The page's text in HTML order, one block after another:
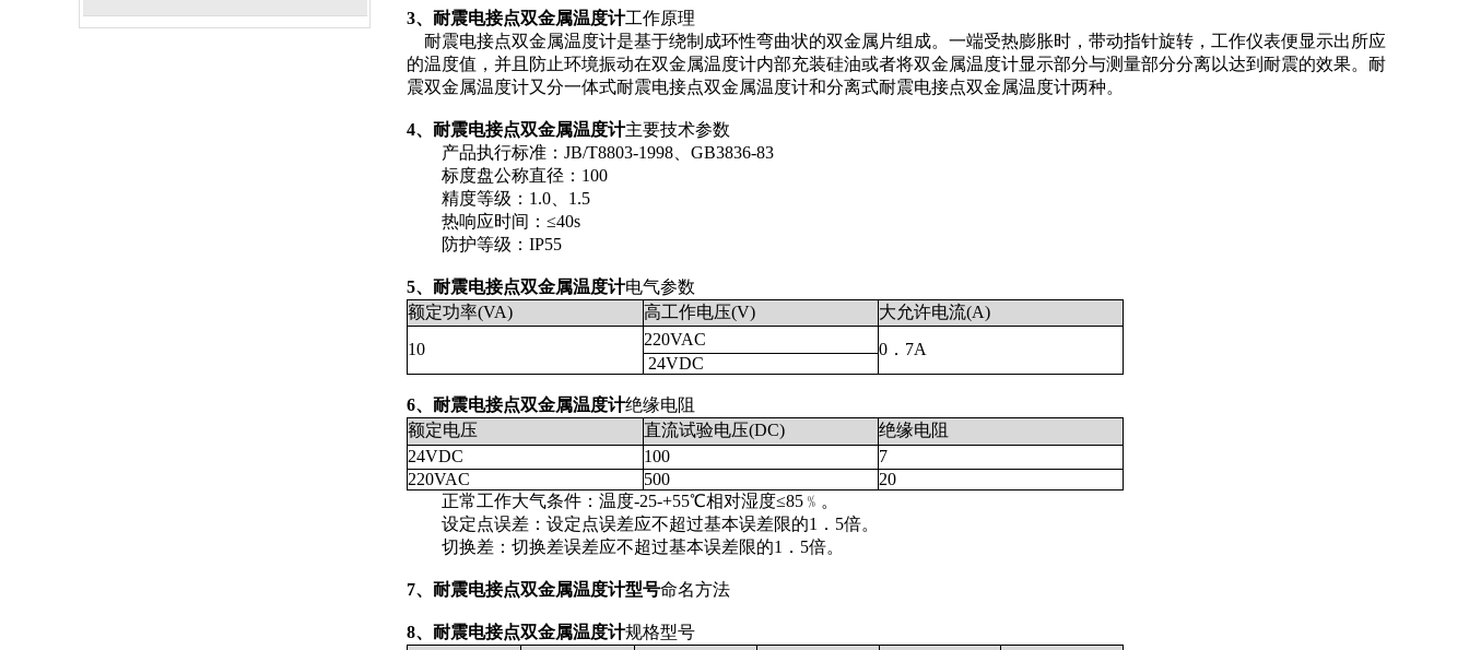
3、耐震电接点双金属温度计工作原理
耐震电接点双金属温度计是基于绕制成环性弯曲状的双金属片组成。一端受热膨胀时，带动指针旋转，工作仪表便显示出所应
的温度值，并且防止环境振动在双金属温度计内部充装硅油或者将双金属温度计显示部分与测量部分分离以达到耐震的效果。耐
震双金属温度计又分一体式耐震电接点双金属温度计和分离式耐震电接点双金属温度计两种。
4、耐震电接点双金属温度计主要技术参数
产品执行标准：JB/T8803-1998、GB3836-83
标度盘公称直径：100
精度等级：1.0、1.5
热响应时间：≤40s
防护等级：IP55
5、耐震电接点双金属温度计电气参数
额定功率(VA)
高工作电压(V)
大允许电流(A)
10
220VAC
0．7A
24VDC
6、耐震电接点双金属温度计绝缘电阻
额定电压
直流试验电压(DC)
绝缘电阻
24VDC
100
7
220VAC
500
20
正常工作大气条件：温度-25-+55℃相对湿度≤85﹪。
设定点误差：设定点误差应不超过基本误差限的1．5倍。
切换差：切换差误差应不超过基本误差限的1．5倍。
7、耐震电接点双金属温度计型号命名方法
8、耐震电接点双金属温度计规格型号